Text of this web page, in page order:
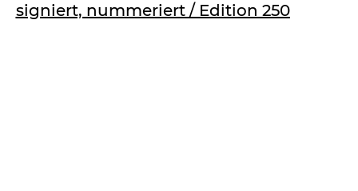
signiert, nummeriert / Edition 250